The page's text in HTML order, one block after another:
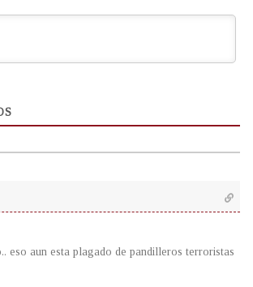
eso aun esta plagado de pandilleros terroristas